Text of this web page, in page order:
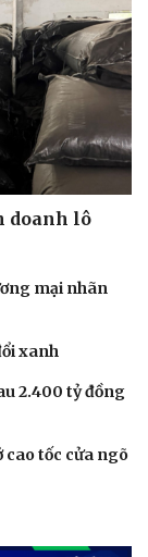
doanh lô
mại nhãn
xanh
2.400 tỷ đồng
cao tốc cửa ngõ